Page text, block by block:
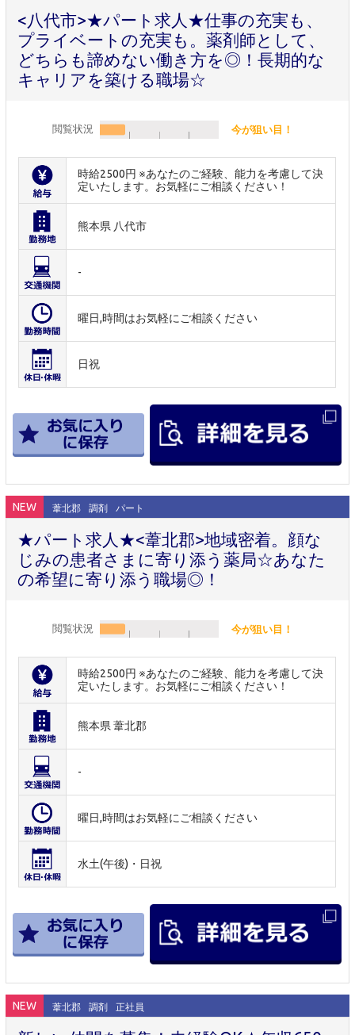
<八代市>★パート求人★仕事の充実も、
プライベートの充実も。薬剤師として、
どちらも諦めない働き方を◎！長期的な
キャリアを築ける職場☆
閲覧状況 今が狙い目！
時給2500円 ※あなたのご経験、能力を考慮して決
定いたします。お気軽にご相談ください！
熊本県 八代市
-
曜日,時間はお気軽にご相談ください
日祝
NEW 葦北郡 調剤 パート
★パート求人★<葦北郡>地域密着。顔な
じみの患者さまに寄り添う薬局☆あなた
の希望に寄り添う職場◎！
閲覧状況 今が狙い目！
時給2500円 ※あなたのご経験、能力を考慮して決
定いたします。お気軽にご相談ください！
熊本県 葦北郡
-
曜日,時間はお気軽にご相談ください
水土(午後)・日祝
NEW 葦北郡 調剤 正社員